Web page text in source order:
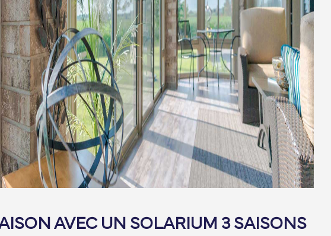
AVEC UN SOLARIUM 3 SAISONS